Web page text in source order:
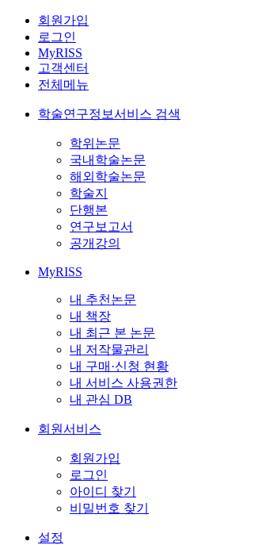
회원가입
로그인
MyRISS
고객센터
전체메뉴
학술연구정보서비스 검색
학위논문
국내학술논문
해외학술논문
학술지
단행본
연구보고서
공개강의
MyRISS
내 추천논문
내 책장
내 최근 본 논문
내 저작물관리
내 구매·신청 현황
내 서비스 사용권한
내 관심 DB
회원서비스
회원가입
로그인
아이디 찾기
비밀번호 찾기
설정